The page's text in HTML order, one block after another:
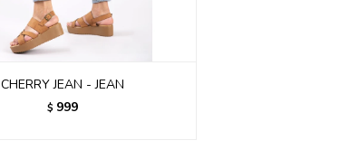
CHERRY JEAN - JEAN
$ 999